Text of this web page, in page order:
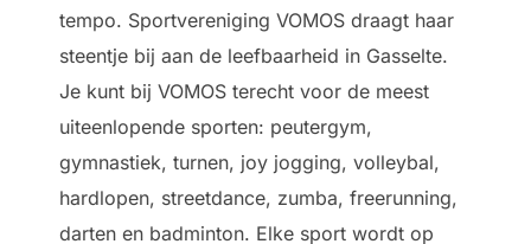
tempo. Sportvereniging VOMOS draagt haar
steentje bij aan de leefbaarheid in Gasselte.
Je kunt bij VOMOS terecht voor de meest
uiteenlopende sporten: peutergym,
gymnastiek, turnen, joy jogging, volleybal,
hardlopen, streetdance, zumba, freerunning,
darten en badminton. Elke sport wordt op